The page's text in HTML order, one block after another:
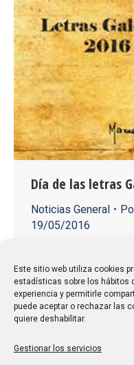
Este sitio web utiliza cookies
estadísticas sobre los hábitos
experiencia y permitirle
puede aceptar o rechazar las
quiere deshabilitar.
Gestionar los servicios
Día de las letras
Noticias General
19/05/2016
line”. “O CARRO” de
celebración del Día
Día de Internet, la
Asociacions
organizo un acto